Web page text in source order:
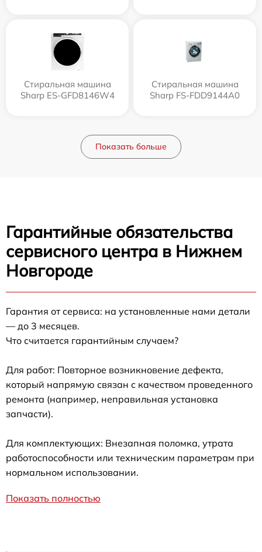
Стиральная машина
Sharp ES-GFD8146W4
Стиральная машина
Sharp FS-FDD9144A0
Показать больше
Гарантийные обязательства
сервисного центра в Нижнем
Новгороде
Гарантия от сервиса: на установленные нами детали
— до 3 месяцев.
Что считается гарантийным случаем?
Для работ: Повторное возникновение дефекта,
который напрямую связан с качеством проведенного
ремонта (например, неправильная установка
запчасти).
Для комплектующих: Внезапная поломка, утрата
работоспособности или техническим параметрам при
нормальном использовании.
Показать полностью